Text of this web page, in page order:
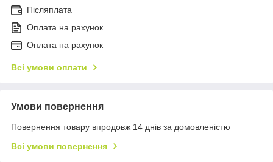
Післяплата
Оплата на рахунок
Оплата на рахунок
Всі умови оплати
Умови повернення
Повернення товару впродовж 14 днів за домовленістю
Всі умови повернення